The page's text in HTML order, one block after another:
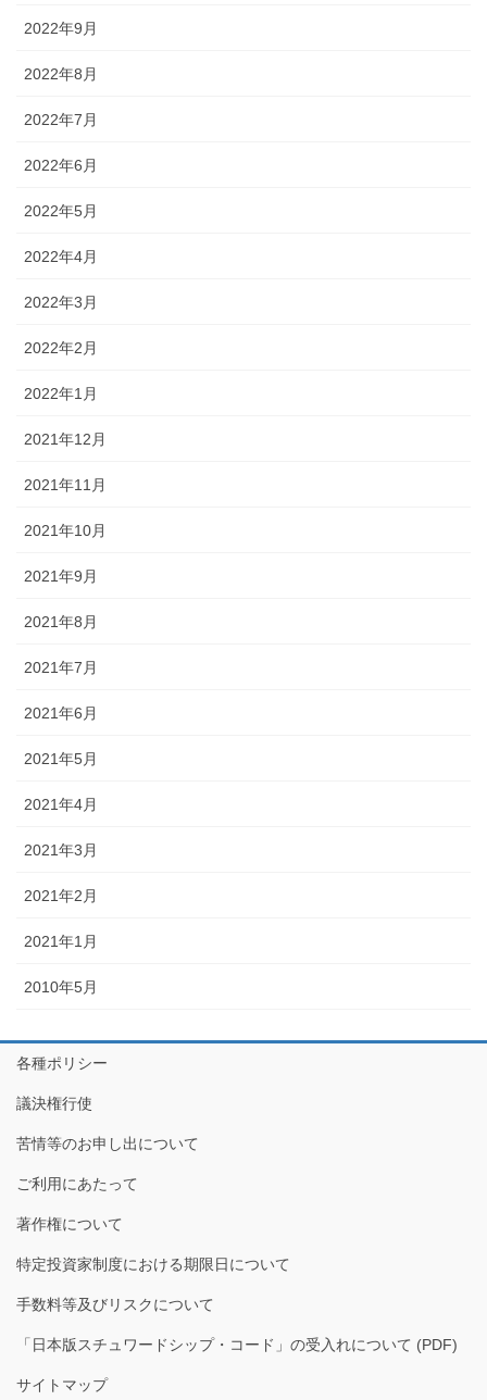
2022年9月
2022年8月
2022年7月
2022年6月
2022年5月
2022年4月
2022年3月
2022年2月
2022年1月
2021年12月
2021年11月
2021年10月
2021年9月
2021年8月
2021年7月
2021年6月
2021年5月
2021年4月
2021年3月
2021年2月
2021年1月
2010年5月
各種ポリシー
議決権行使
苦情等のお申し出について
ご利用にあたって
著作権について
特定投資家制度における期限日について
手数料等及びリスクについて
「日本版スチュワードシップ・コード」の受入れについて (PDF)
サイトマップ